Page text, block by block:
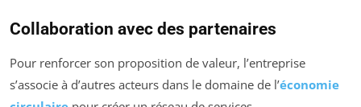
Collaboration avec des partenaires
Pour renforcer son proposition de valeur, l’entreprise
s’associe à d’autres acteurs dans le domaine de l’économie